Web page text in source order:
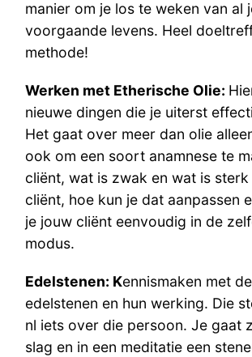
manier om je los te weken van al
voorgaande levens. Heel
methode!
Werken met Etherische Olie:
nieuwe dingen die je uiterst
Het gaat over meer dan olie
ook om een soort anamnese te
cliënt, wat is zwak en wat is
cliënt, hoe kun je dat aanpassen
je jouw cliënt eenvoudig in de
modus.
Edelstenen: Kennismaken met
edelstenen en hun werking. Die
nl iets over die persoon. Je gaat
slag en in een meditatie een